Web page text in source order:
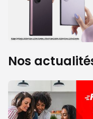
Nos